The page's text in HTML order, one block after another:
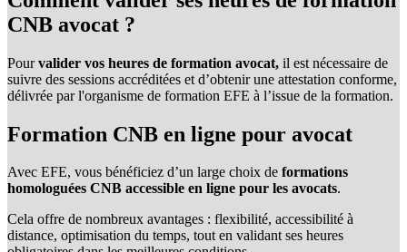
CNB avocat ?
Pourvalider vos heures de formation avocat, il est nécessaire de
suivre des sessions accréditées et d’obtenir une attestation conforme,
délivrée par l'organisme de formation EFE à l’issue de la formation.
Formation CNB en ligne pour avocat
Avec EFE, vous bénéficiez d’un large choix de formations
homologuées CNB accessible en ligne pour les avocats.
Cela offre de nombreux avantages : flexibilité, accessibilité à
distance, optimisation du temps, tout en validant ses heures